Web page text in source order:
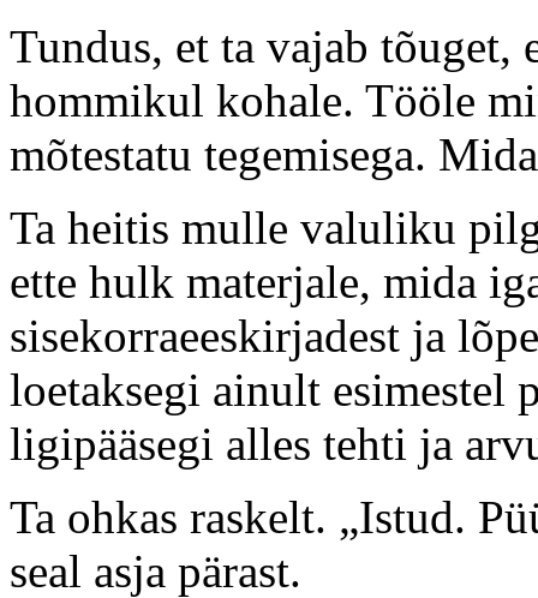
Tundus, et ta vajab tõuget,
hommikul kohale. Tööle
mõtestatu tegemisega.
Ta heitis mulle valuliku
ette hulk materjale, mida
sisekorraeeskirjadest ja
loetaksegi ainult esimestel
ligipääsegi alles tehti ja
Ta ohkas raskelt. „Istud.
seal asja pärast.